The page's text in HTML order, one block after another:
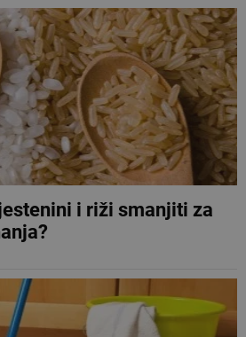
i riži smanjiti za